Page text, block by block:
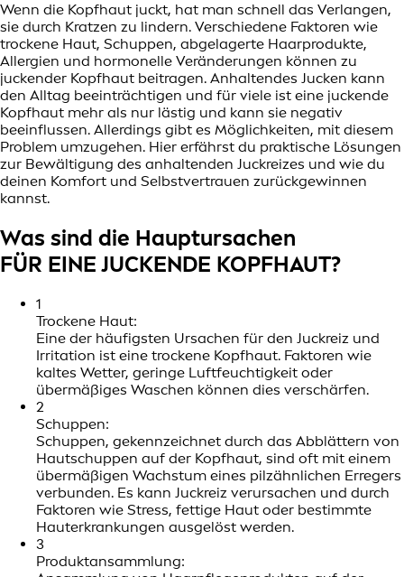
Wenn die Kopfhaut juckt, hat man schnell das Verlangen,
sie durch Kratzen zu lindern. Verschiedene Faktoren wie
trockene Haut, Schuppen, abgelagerte Haarprodukte,
Allergien und hormonelle Veränderungen können zu
juckender Kopfhaut beitragen. Anhaltendes Jucken kann
den Alltag beeinträchtigen und für viele ist eine juckende
Kopfhaut mehr als nur lästig und kann sie negativ
beeinflussen. Allerdings gibt es Möglichkeiten, mit diesem
Problem umzugehen. Hier erfährst du praktische Lösungen
zur Bewältigung des anhaltenden Juckreizes und wie du
deinen Komfort und Selbstvertrauen zurückgewinnen
kannst.
Was sind die Hauptursachen
FÜR EINE JUCKENDE KOPFHAUT?
1
Trockene Haut:
Eine der häufigsten Ursachen für den Juckreiz und
Irritation ist eine trockene Kopfhaut. Faktoren wie
kaltes Wetter, geringe Luftfeuchtigkeit oder
übermäßiges Waschen können dies verschärfen.
2
Schuppen:
Schuppen, gekennzeichnet durch das Abblättern von
Hautschuppen auf der Kopfhaut, sind oft mit einem
übermäßigen Wachstum eines pilzähnlichen Erregers
verbunden. Es kann Juckreiz verursachen und durch
Faktoren wie Stress, fettige Haut oder bestimmte
Hauterkrankungen ausgelöst werden.
3
Produktansammlung: